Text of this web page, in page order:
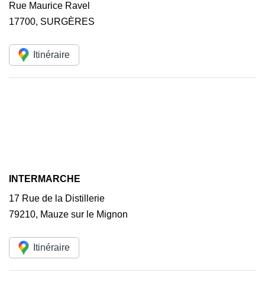
Rue Maurice Ravel
17700, SURGÈRES
Itinéraire
INTERMARCHE
17 Rue de la Distillerie
79210, Mauze sur le Mignon
Itinéraire